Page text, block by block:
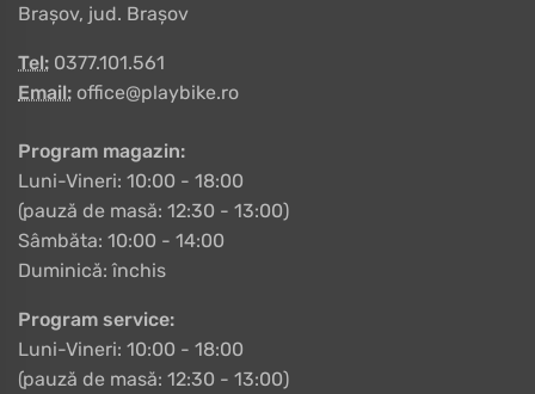
Brașov, jud. Brașov
Tel: 0377.101.561
Email: office@playbike.ro
Program magazin:
Luni-Vineri: 10:00 - 18:00
(pauză de masă: 12:30 - 13:00)
Sâmbăta: 10:00 - 14:00
Duminică: închis
Program service:
Luni-Vineri: 10:00 - 18:00
(pauză de masă: 12:30 - 13:00)